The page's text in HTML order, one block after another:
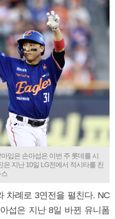
입은 손아섭은 이번 주 롯데를 시
지난 10일 LG전에서 적시타를 친
차례로 3연전을 펼친다. NC
섭은 지난 8일 바뀐 유니폼